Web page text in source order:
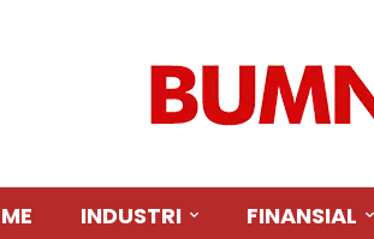
INDUSTRI FINANSIAL